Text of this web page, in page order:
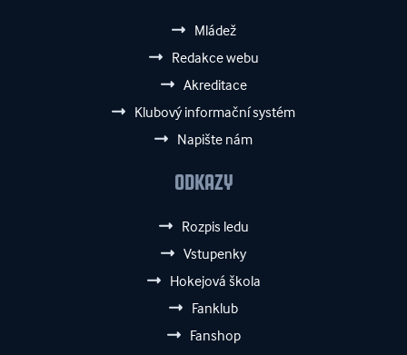
Mládež
Redakce webu
Akreditace
Klubový informační systém
Napište nám
ODKAZY
Rozpis ledu
Vstupenky
Hokejová škola
Fanklub
Fanshop